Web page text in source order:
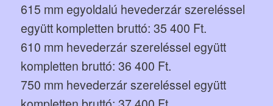
615 mm egyoldalú hevederzár szereléssel
együtt kompletten bruttó: 35 400 Ft.
610 mm hevederzár szereléssel együtt
kompletten bruttó: 36 400 Ft.
750 mm hevederzár szereléssel együtt